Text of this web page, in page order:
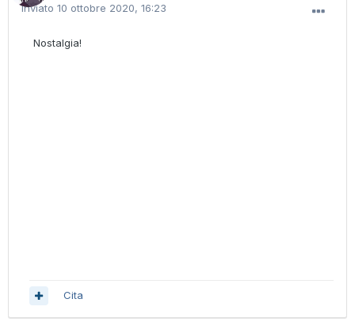
Inviato 10 ottobre 2020, 16:23
Nostalgia!
Cita